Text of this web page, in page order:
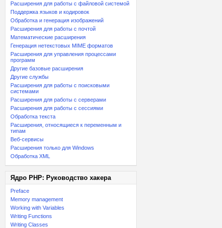
Расширения для работы с файловой системой
Поддержка языков и кодировок
Обработка и генерация изображений
Расширения для работы с почтой
Математические расширения
Генерация нетекстовых MIME форматов
Расширения для управления процессами
программ
Другие базовые расширения
Другие службы
Расширения для работы с поисковыми
системами
Расширения для работы с серверами
Расширения для работы с сессиями
Обработка текста
Расширения, относящиеся к переменным и
типам
Веб-сервисы
Расширения только для Windows
Обработка XML
Ядро PHP: Руководство хакера
Preface
Memory management
Working with Variables
Writing Functions
Writing Classes